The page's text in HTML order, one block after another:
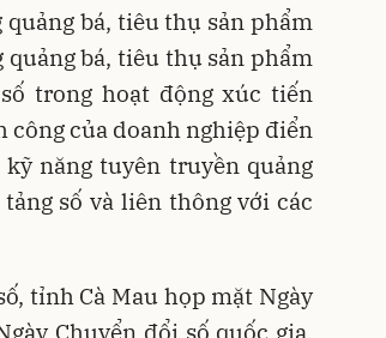
bá, tiêu thụ sản phẩm
quảng bá, tiêu thụ sản phẩm
trong hoạt động xúc tiến
của doanh nghiệp điển
năng tuyên truyền quảng
số và liên thông với các
tỉnh Cà Mau họp mặt Ngày
Chuyển đổi số quốc gia,